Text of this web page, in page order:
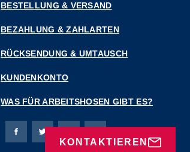
KONTAKTIEREN
BESTELLUNG & VERSAND
BEZAHLUNG & ZAHLARTEN
RÜCKSENDUNG & UMTAUSCH
KUNDENKONTO
WAS FÜR ARBEITSHOSEN GIBT ES?
Bierbaum-Proenen Facebook-Seite
Bierbaum-Proenen Twitter Seite
Bierbaum-Proenen LinkedIn
Bierbaum-Proenen